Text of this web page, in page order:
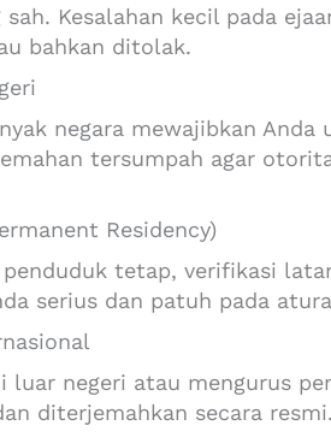
Kesalahan kecil pada
bahkan ditolak.
negara mewajibkan
tersumpah agar
Residency)
tetap, verifikasi
serius dan patuh pada
luar negeri atau mengurus
diterjemahkan secara resmi.